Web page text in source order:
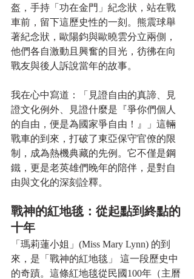
盔，手持「功在金門」紀念狀，站在戰
車前，留下這歷史性的一刻。熊震球舉
著紀念狀，歐陽鈞與歐曉雲分立兩側，
他們各自激動且興奮的目光，彷彿在向
戰友與後人訴說當年的故事。
我在心中寫道：「見證自由的真諦、見
證文化例外、見證什麼是『爭你們個人
的自由，便是為國家爭自由！』」這輛
戰車的到來，打破了東亞保守官僚的限
制，成為熱機典藏的先例。它不僅是鋼
鐵，更是老英雄們晚年的陪伴，是對自
由與文化的深刻詮釋。
戰神的紅地毯：從起點到終點的
十年
「瑪莉蓮小姐」(Miss Mary Lynn) 的到
來，是「戰神的紅地毯」 這一段歷史中
的奇蹟。這條紅地毯從民國100年（主曆